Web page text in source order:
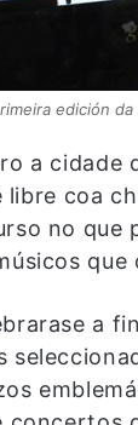
edición
a
coa
no que
a